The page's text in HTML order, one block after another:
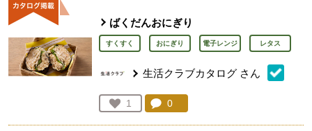
ばくだんおにぎり
すくすく おにぎり 電子レンジ レタス
生活クラブカタログ さん
お気に入り登録：
1
人が登録
コメント：
0